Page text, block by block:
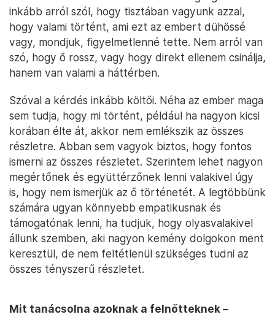
inkább arról szól, hogy tisztában vagyunk azzal,
hogy valami történt, ami ezt az embert dühössé
vagy, mondjuk, figyelmetlenné tette. Nem arról van
szó, hogy ő rossz, vagy hogy direkt ellenem csinálja,
hanem van valami a háttérben.
Szóval a kérdés inkább költői. Néha az ember maga
sem tudja, hogy mi történt, például ha nagyon kicsi
korában élte át, akkor nem emlékszik az összes
részletre. Abban sem vagyok biztos, hogy fontos
ismerni az összes részletet. Szerintem lehet nagyon
megértőnek és együttérzőnek lenni valakivel úgy
is, hogy nem ismerjük az ő történetét. A legtöbbünk
számára ugyan könnyebb empatikusnak és
támogatónak lenni, ha tudjuk, hogy olyasvalakivel
állunk szemben, aki nagyon kemény dolgokon ment
keresztül, de nem feltétlenül szükséges tudni az
összes tényszerű részletet.
Mit tanácsolna azoknak a felnőtteknek –